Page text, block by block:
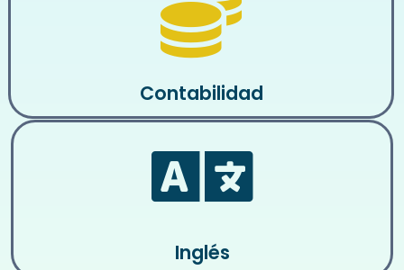
Contabilidad
Inglés